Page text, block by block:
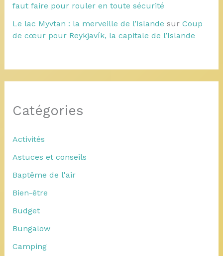
faut faire pour rouler en toute sécurité
Le lac Myvtan : la merveille de l’Islande sur Coup
de cœur pour Reykjavík, la capitale de l’Islande
Catégories
Activités
Astuces et conseils
Baptême de l'air
Bien-être
Budget
Bungalow
Camping